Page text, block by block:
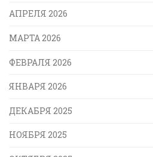
АПРЕЛЯ 2026
МАРТА 2026
ФЕВРАЛЯ 2026
ЯНВАРЯ 2026
ДЕКАБРЯ 2025
НОЯБРЯ 2025